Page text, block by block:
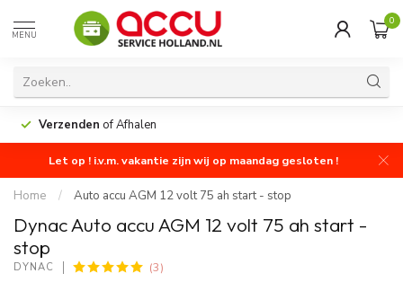
MENU
0
Verzenden of Afhalen
Let op ! i.v.m. vakantie zijn wij op maandag gesloten !
Home / Auto accu AGM 12 volt 75 ah start - stop
Dynac Auto accu AGM 12 volt 75 ah start -
stop
DYNAC (3)